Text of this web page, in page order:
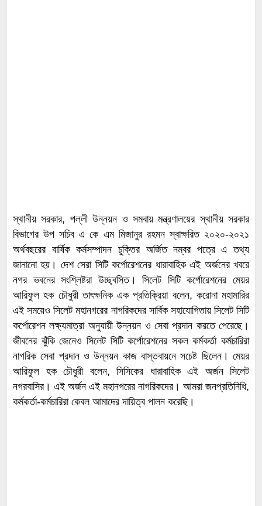
স্থানীয় সরকার, পল্লী উন্নয়ন ও সমবায় মন্ত্রণালয়ের স্থানীয় সরকার
বিভাগের উপ সচিব এ কে এম মিজানুর রহমন স্বাক্ষরিত ২০২০-২০২১
অর্থবছরের বার্ষিক কর্মসম্পাদন চুক্তির অর্জিত নম্বর পত্রে এ তথ্য
জানানো হয়। দেশ সেরা সিটি কর্পোরেশনের ধারাবাহিক এই অর্জনের খবরে
নগর ভবনের সংশ্লিষ্টরা উচ্ছ্বসিত। সিলেট সিটি কর্পোরেশনের মেয়র
আরিফুল হক চৌধুরী তাৎক্ষনিক এক প্রতিক্রিয়া বলেন, করোনা মহামারির
এই সময়েও সিলেট মহানগরের নাগরিকদের সার্বিক সহাযোগিতায় সিলেট সিটি
কর্পোরেশন লক্ষ্যমাত্রা অনুযায়ী উন্নয়ন ও সেবা প্রদান করতে পেরেছে।
জীবনের ঝুঁকি জেনেও সিলেট সিটি কর্পোরেশনের সকল কর্মকর্তা কর্মচারিরা
নাগরিক সেবা প্রদান ও উন্নয়ন কাজ বাস্তবায়নে সচেষ্ট ছিলেন। মেয়র
আরিফুল হক চৌধুরী বলেন, সিসিকের ধারাবাহিক এই অর্জন সিলেট
নগরবাসির। এই অর্জন এই মহানগরের নাগরিকদের। আমরা জনপ্রতিনিধি,
কর্মকর্তা-কর্মচারিরা কেবল আমাদের দায়িত্ব পালন করেছি।